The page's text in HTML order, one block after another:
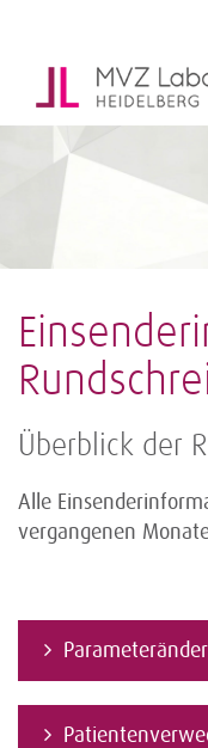
Überblick der
Alle
vergangenen